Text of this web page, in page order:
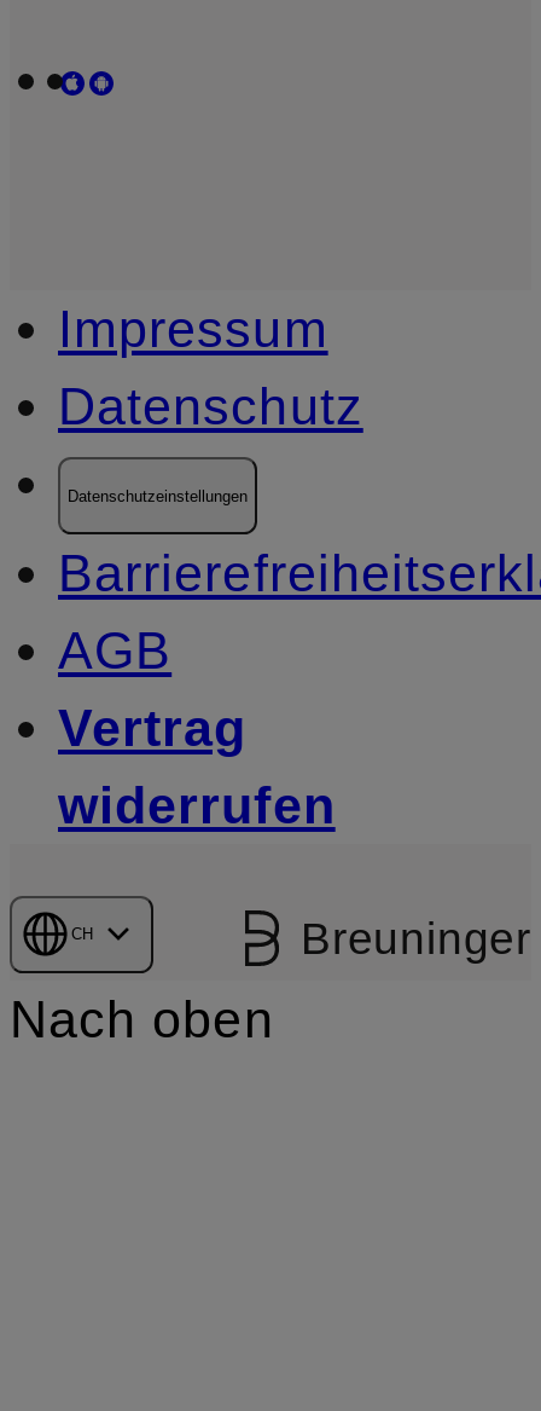
Impressum
Datenschutz
Datenschutzeinstellungen
AGB
Vertrag
widerrufen
CH Breuninger
Nach oben